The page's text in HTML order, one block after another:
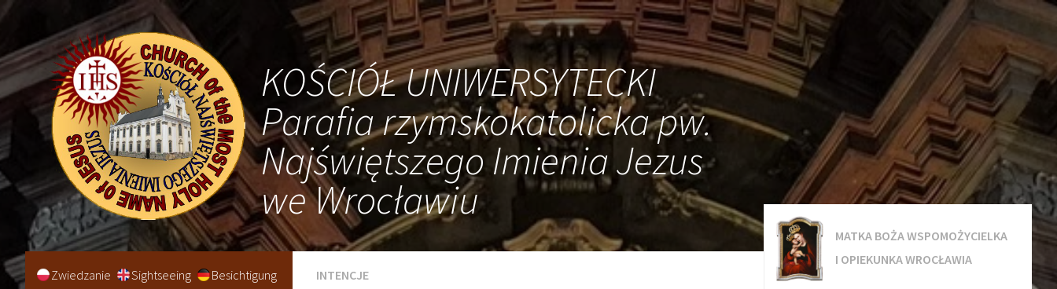
KOŚCIÓŁ UNIWERSYTECKI
Parafia rzymskokatolicka pw.
Najświętszego Imienia Jezus
we Wrocławiu
INTENCJE
MATKA BOŻA WSPOMOŻYCIELKA
I OPIEKUNKA WROCŁAWIA
Zwiedzanie Sightseeing Besichtigung